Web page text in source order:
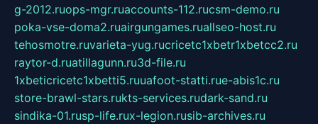
g-2012.ruops-mgr.ruaccounts-112.rucsm-demo.ru
poka-vse-doma2.ruairgungames.ruallseo-host.ru
tehosmotre.ruvarieta-yug.rucricetc1xbetr1xbetcc2.ru
raytor-d.ruatillagunn.ru3d-file.ru
1xbeticricetc1xbetti5.ruuafoot-statti.rue-abis1c.ru
store-brawl-stars.rukts-services.rudark-sand.ru
sindika-01.rusp-life.rux-legion.rusib-archives.ru